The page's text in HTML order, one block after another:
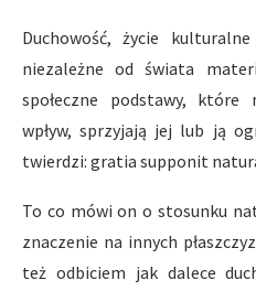
Duchowość, życie
niezależne od świata
społeczne podstawy,
wpływ, sprzyjają jej lub ją
twierdzi: gratia supponit
To co mówi on o stosunku
znaczenie na innych
też odbiciem jak dalece